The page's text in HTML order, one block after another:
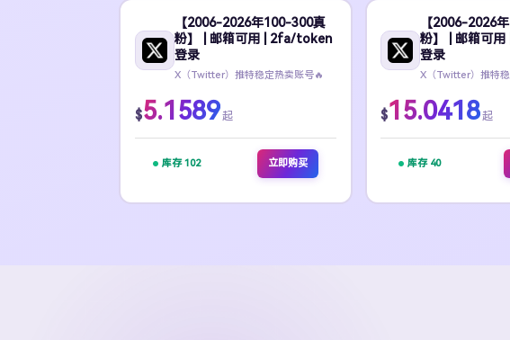
【2006-2026年100-300真
粉】 | 邮箱可用 | 2fa/token
登录
X（Twitter）推特稳定热卖账号🔥
$5.1589起
库存 102 立即购买
【2006-2026
粉】 | 邮箱可
登录
X（Twitter）推特
$15.0418起
库存 40